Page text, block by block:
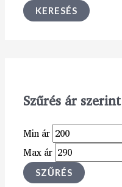
KERESÉS
Szűrés ár szerint
Min ár
Max ár
SZŰRÉS